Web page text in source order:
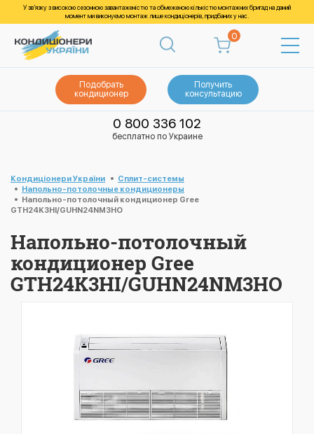
У зв’язку з високою сезонною завантаженістю та обмеженою кількістю монтажних бригад на даний
момент ми виконуємо монтаж лише кондиціонерів, придбаних у нас.
0
Подобрать
кондиционер
Получить
консультацию
0 800 336 102
бесплатно по Украине
Кондиціонери України
Cплит-системы
Напольно-потолочные кондиционеры
Напольно-потолочный кондиционер Gree
GTH24K3HI/GUHN24NM3HO
Напольно-потолочный
кондиционер Gree
GTH24K3HI/GUHN24NM3HO